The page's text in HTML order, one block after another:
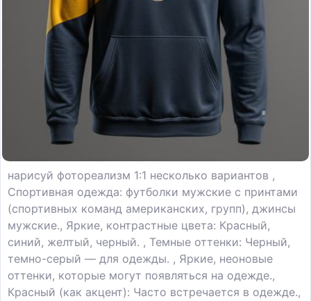
нарисуй фотореализм 1:1 несколько вариантов ,
Спортивная одежда: футболки мужские с принтами
(спортивных команд американских, групп), джинсы
мужские., Яркие, контрастные цвета: Красный,
синий, желтый, черный. , Темные оттенки: Черный,
темно-серый — для одежды. , Яркие, неоновые
оттенки, которые могут появляться на одежде.,
Красный (как акцент): Часто встречается в одежде.,